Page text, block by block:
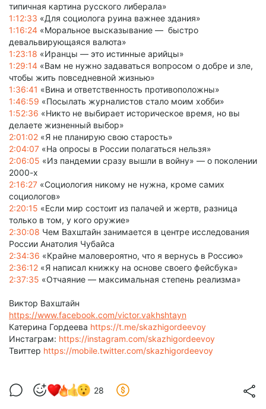
типичная картина русского либерала»
1:12:33 «Для социолога руина важнее здания»
1:16:24 «Моральное высказывание — быстро
девальвирующаяся валюта»
1:23:18 «Иранцы — это истинные арийцы»
1:29:14 «Вам не нужно задаваться вопросом о добре и зле,
чтобы жить повседневной жизнью»
1:36:41 «Вина и ответственность противоположны»
1:46:59 «Посылать журналистов стало моим хобби»
1:52:36 «Никто не выбирает историческое время, но вы
делаете жизненный выбор»
2:01:02 «Я не планирую свою старость»
2:04:07 «На опросы в России полагаться нельзя»
2:06:05 «Из пандемии сразу вышли в войну» — о поколении
2000-х
2:16:27 «Социология никому не нужна, кроме самих
социологов»
2:20:15 «Если мир состоит из палачей и жертв, разница
только в том, у кого оружие»
2:30:08 Чем Вахштайн занимается в центре исследования
России Анатолия Чубайса
2:34:36 «Крайне маловероятно, что я вернусь в Россию»
2:36:12 «Я написал книжку на основе своего фейсбука»
2:37:35 «Отчаяние — максимальная степень реализма»
Виктор Вахштайн
https://www.facebook.com/victor.vakhshtayn
Катерина Гордеева https://t.me/skazhigordeevoy
Инстаграм: https://instagram.com/skazhigordeevoy
Твиттер https://mobile.twitter.com/skazhigordeevoy
28